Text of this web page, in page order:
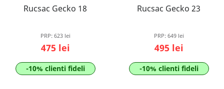
Rucsac Gecko 18
PRP: 623 lei
475 lei
-10% clienti fideli
Rucsac Gecko 23
PRP: 649 lei
495 lei
-10% clienti fideli